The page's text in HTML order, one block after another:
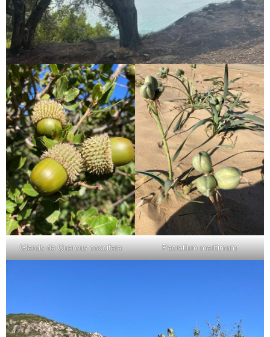
Glands de Quercus coccifera Pacratium maritimum